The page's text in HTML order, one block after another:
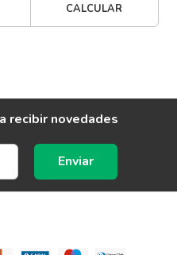
CALCULAR
recibir novedades
Enviar